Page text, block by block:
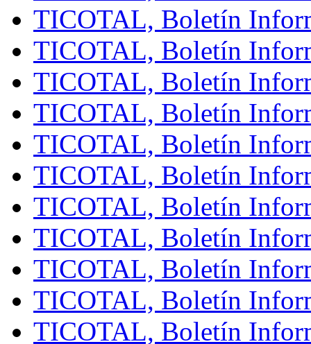
TICOTAL, Boletín
TICOTAL, Boletín
TICOTAL, Boletín
TICOTAL, Boletín
TICOTAL, Boletín
TICOTAL, Boletín
TICOTAL, Boletín
TICOTAL, Boletín
TICOTAL, Boletín
TICOTAL, Boletín
TICOTAL, Boletín